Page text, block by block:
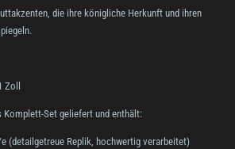
die ihre königliche Herkunft und ihren
Komplett-Set geliefert und enthält:
(detailgetreue Replik, hochwertig verarbeitet)